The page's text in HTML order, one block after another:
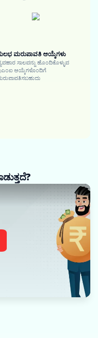
ಮರುಪಾವತಿ ಆಯ್ಕೆಗಳು
ಸಾಲವನ್ನು ಹೊಂದಿಕೊಳ್ಳುವ
ಆಯ್ಕೆಗಳೊಂದಿಗೆ